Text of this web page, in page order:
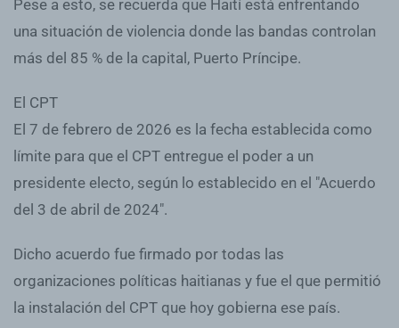
Pese a esto, se recuerda que Haití está enfrentando
una situación de violencia donde las bandas controlan
más del 85 % de la capital, Puerto Príncipe.
El CPT
El 7 de febrero de 2026 es la fecha establecida como
límite para que el CPT entregue el poder a un
presidente electo, según lo establecido en el "Acuerdo
del 3 de abril de 2024".
Dicho acuerdo fue firmado por todas las
organizaciones políticas haitianas y fue el que permitió
la instalación del CPT que hoy gobierna ese país.